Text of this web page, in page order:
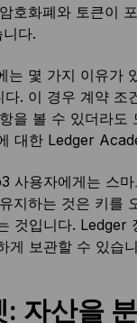
호화폐와 토큰이
다.
몇 가지 이유가
. 이 경우 계약
을 볼 수 있더라
대한 Ledger
사용자에게는 스
지하는 것은 키를
것입니다. Ledger
게 보관할 수 있습
자산을